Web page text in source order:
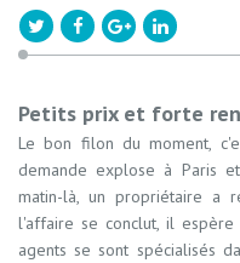
Petits prix et forte
Le bon filon du moment,
demande explose à Paris
matin-là, un propriétaire a
l'affaire se conclut, il
agents se sont spécialisés